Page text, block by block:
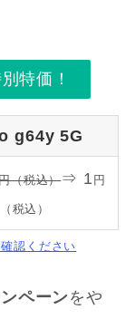
特価！
g64y 5G
（税込）⇒ 1 円
（税込）
認ください
ペーン をや